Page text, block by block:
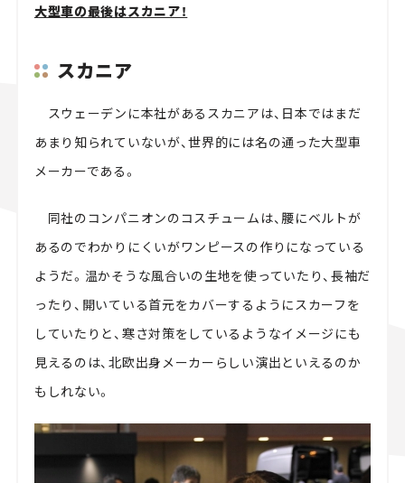
大型車の最後はスカニア！
スカニア
スウェーデンに本社があるスカニアは、日本ではまだ
あまり知られていないが、世界的には名の通った大型車
メーカーである。
同社のコンパニオンのコスチュームは、腰にベルトが
あるのでわかりにくいがワンピースの作りになっている
ようだ。温かそうな風合いの生地を使っていたり、長袖だ
ったり、開いている首元をカバーするようにスカーフを
していたりと、寒さ対策をしているようなイメージにも
見えるのは、北欧出身メーカーらしい演出といえるのか
もしれない。